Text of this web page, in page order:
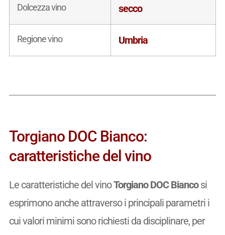
Dolcezza vino secco
Regione vino Umbria
Torgiano DOC Bianco:
caratteristiche del vino
Le caratteristiche del vinoTorgiano DOC Biancosi
esprimono anche attraverso i principali parametri i
cui valori minimi sono richiesti da disciplinare, per